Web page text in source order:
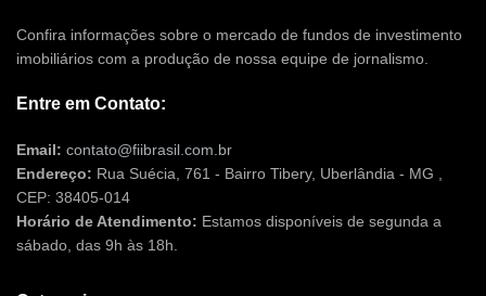
Confira informações sobre o mercado de fundos de investimento
imobiliários com a produção de nossa equipe de jornalismo.
Entre em Contato:
Email: contato@fiibrasil.com.br
Endereço: Rua Suécia, 761 - Bairro Tibery, Uberlândia - MG ,
CEP: 38405-014
Horário de Atendimento: Estamos disponíveis de segunda a
sábado, das 9h às 18h.